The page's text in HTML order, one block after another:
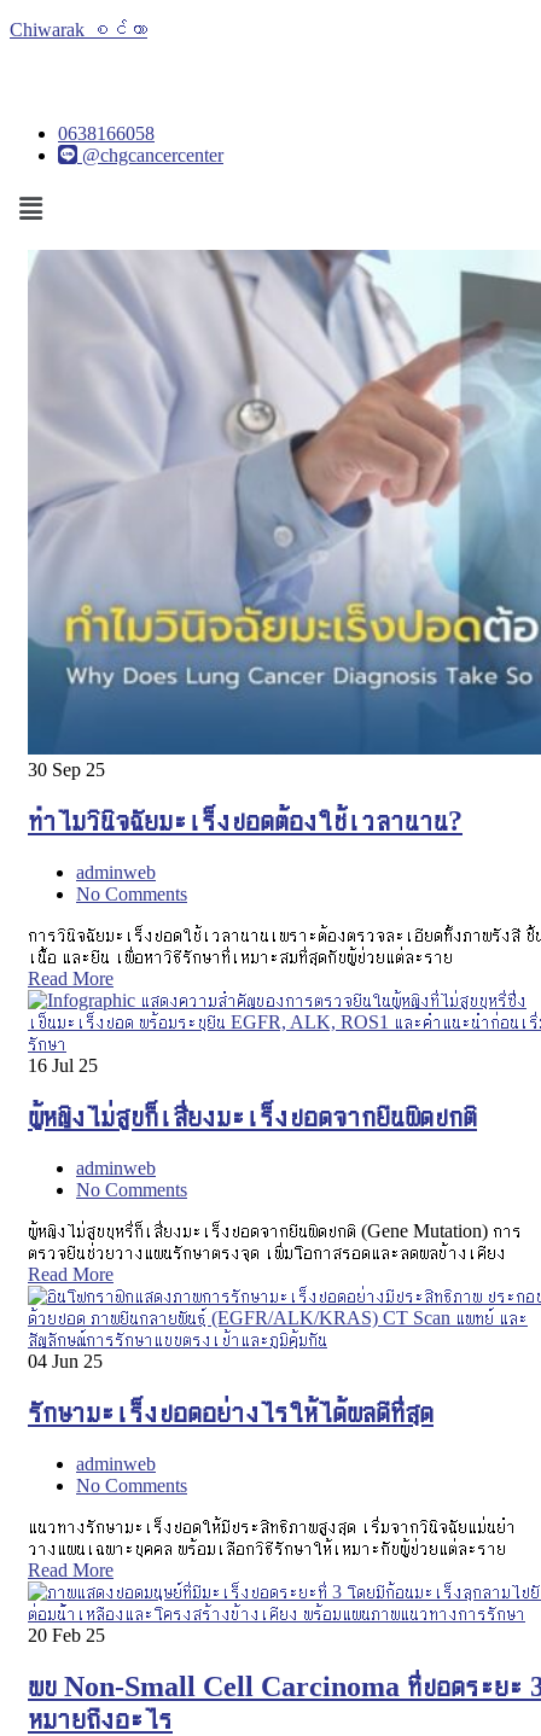
Chiwarak စင်တာ
0638166058
@chgcancercenter
Menu
30 Sep 25
ทำไมวินิจฉัยมะเร็งปอดต้องใช้เวลานาน?
adminweb
No Comments
การวินิจฉัยมะเร็งปอดใช้เวลานานเพราะต้องตรวจละเอียดทั้งภาพรังสี ชิ้
เนื้อ และยีน เพื่อหาวิธีรักษาที่เหมาะสมที่สุดกับผู้ป่วยแต่ละราย
Read More
16 Jul 25
ผู้หญิงไม่สูบก็เสี่ยงมะเร็งปอดจากยีนผิดปกติ
adminweb
No Comments
ผู้หญิงไม่สูบบุหรี่ก็เสี่ยงมะเร็งปอดจากยีนผิดปกติ (Gene Mutation) การ
ตรวจยีนช่วยวางแผนรักษาตรงจุด เพิ่มโอกาสรอดและลดผลข้างเคียง
Read More
04 Jun 25
รักษามะเร็งปอดอย่างไรให้ได้ผลดีที่สุด
adminweb
No Comments
แนวทางรักษามะเร็งปอดให้มีประสิทธิภาพสูงสุด เริ่มจากวินิจฉัยแม่นยำ
วางแผนเฉพาะบุคคล พร้อมเลือกวิธีรักษาให้เหมาะกับผู้ป่วยแต่ละราย
Read More
20 Feb 25
พบ Non-Small Cell Carcinoma ที่ปอดระยะ
หมายถึงอะไร